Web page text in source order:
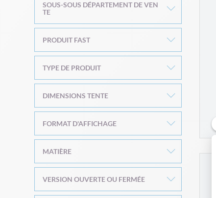
SOUS-SOUS DÉPARTEMENT DE VEN
TE
PRODUIT FAST
TYPE DE PRODUIT
DIMENSIONS TENTE
FORMAT D'AFFICHAGE
MATIÈRE
VERSION OUVERTE OU FERMÉE